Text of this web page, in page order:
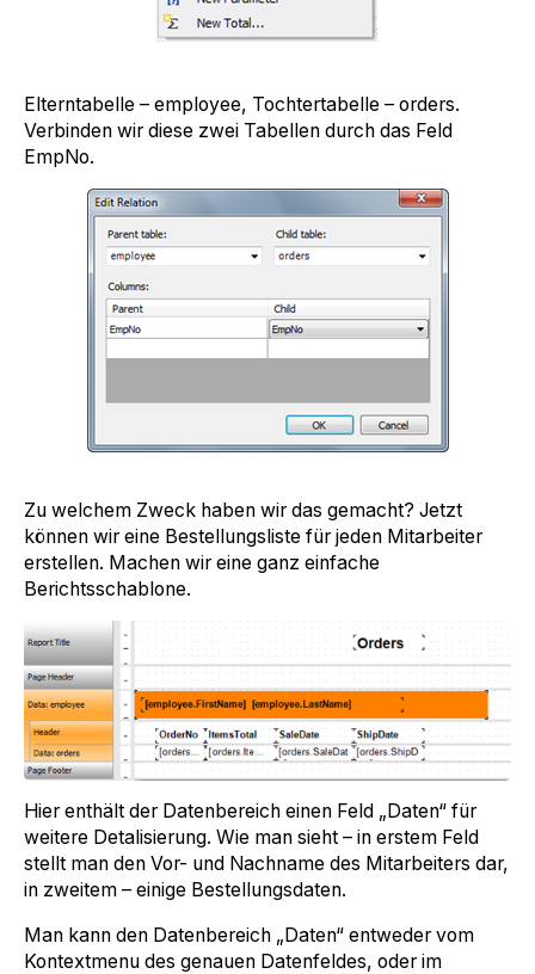
Elterntabelle – employee, Tochtertabelle – orders.
Verbinden wir diese zwei Tabellen durch das Feld
EmpNo.
Zu welchem Zweck haben wir das gemacht? Jetzt
können wir eine Bestellungsliste für jeden Mitarbeiter
erstellen. Machen wir eine ganz einfache
Berichtsschablone.
Hier enthält der Datenbereich einen Feld „Daten“ für
weitere Detalisierung. Wie man sieht – in erstem Feld
stellt man den Vor- und Nachname des Mitarbeiters dar,
in zweitem – einige Bestellungsdaten.
Man kann den Datenbereich „Daten“ entweder vom
Kontextmenu des genauen Datenfeldes, oder im